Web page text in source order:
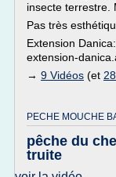
insecte terrestre.
Pas très
Extension
extension-
→ 9 Vidéos (et
PECHE MOUCHE
pêche du
truite